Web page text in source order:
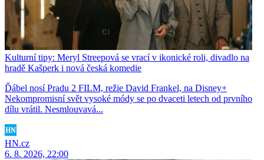
Kulturní tipy: Meryl Streepová se vrací v ikonické roli, divadlo na
hradě Kašperk i nová česká komedie
Ďábel nosí Pradu 2 FILM, režie David Frankel, na Disney+
Nekompromisní svět vysoké módy se po dvaceti letech od prvního
dílu vrátil. Nesmlouvavá...
HN.cz
6. 8. 2026, 22:00